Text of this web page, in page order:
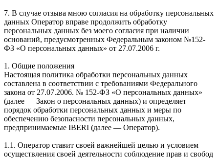
7. В случае отзыва мною согласия на обработку персональных
данных Оператор вправе продолжить обработку
персональных данных без моего согласия при наличии
оснований, предусмотренных Федеральным законом №152-
ФЗ «О персональных данных» от 27.07.2006 г.
1. Общие положения
Настоящая политика обработки персональных данных
составлена в соответствии с требованиями Федерального
закона от 27.07.2006. № 152-ФЗ «О персональных данных»
(далее — Закон о персональных данных) и определяет
порядок обработки персональных данных и меры по
обеспечению безопасности персональных данных,
предпринимаемые IBERI (далее — Оператор).
1.1. Оператор ставит своей важнейшей целью и условием
осуществления своей деятельности соблюдение прав и свобод